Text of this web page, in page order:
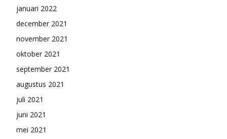
januari 2022
december 2021
november 2021
oktober 2021
september 2021
augustus 2021
juli 2021
juni 2021
mei 2021